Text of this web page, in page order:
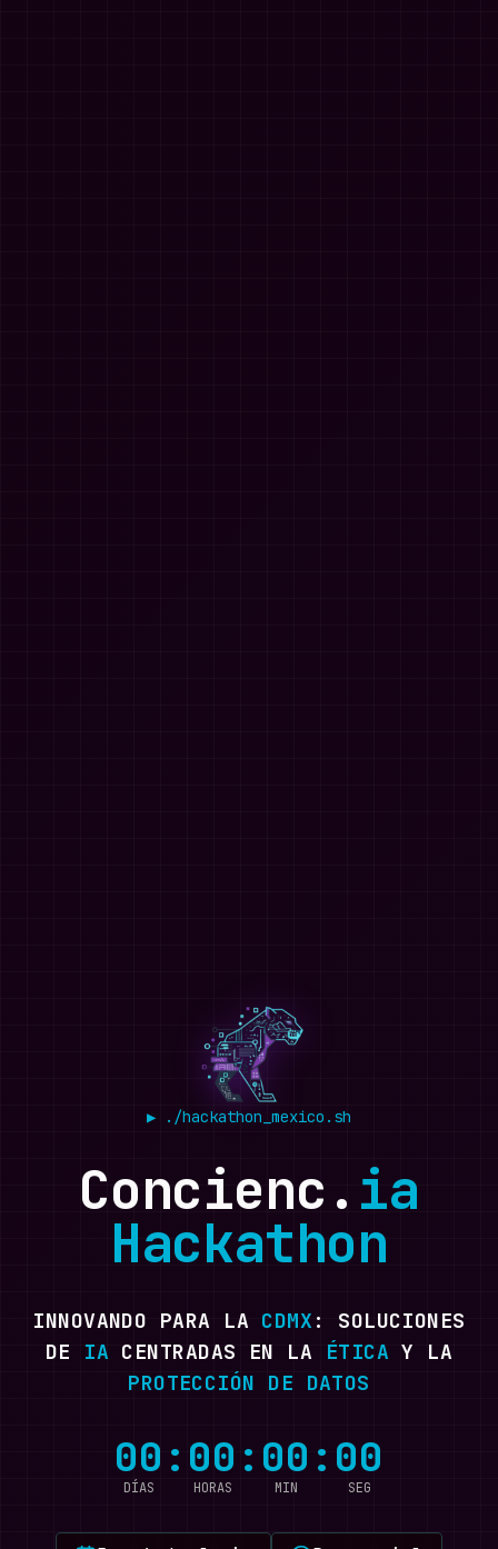
▶ ./hackathon_mexico.sh
Concienc. ia
Hackathon
INNOVANDO PARA LA CDMX : SOLUCIONES
DE IA CENTRADAS EN LA ÉTICA Y LA
PROTECCIÓN DE DATOS
00
DÍAS
: 00
HORAS
: 00
MIN
: 00
SEG